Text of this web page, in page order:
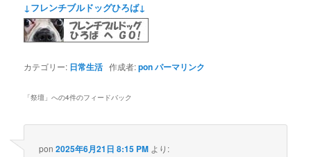
↓フレンチブルドッグひろば↓
カテゴリー: 日常生活 作成者:ponパーマリンク
「祭壇 」への4件のフィードバック
pon 2025年6月21日 8:15 PM より: